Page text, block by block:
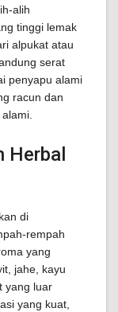
alih
tinggi lemak
alpukat atau
serat
penyapu alami
racun dan
Herbal
di
rempah
yang
jahe, kayu
yang luar
yang kuat,